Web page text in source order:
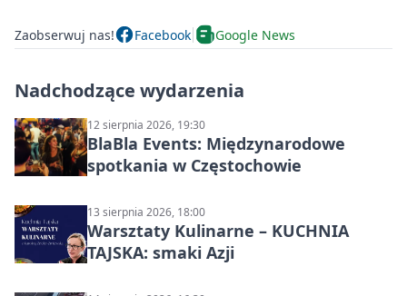
Zaobserwuj nas! Facebook Google News
Nadchodzące wydarzenia
12 sierpnia 2026, 19:30
BlaBla Events: Międzynarodowe
spotkania w Częstochowie
13 sierpnia 2026, 18:00
Warsztaty Kulinarne – KUCHNIA
TAJSKA: smaki Azji